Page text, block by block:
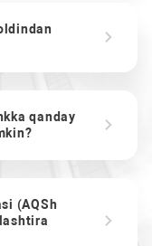
qanday
(AQSh